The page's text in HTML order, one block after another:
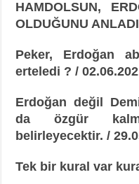
HAMDOLSUN,
OLDUĞUNU
Peker, Erdoğan
erteledi ? /
Erdoğan değil
da özgür
belirleyecektir. /
Tek bir kural var